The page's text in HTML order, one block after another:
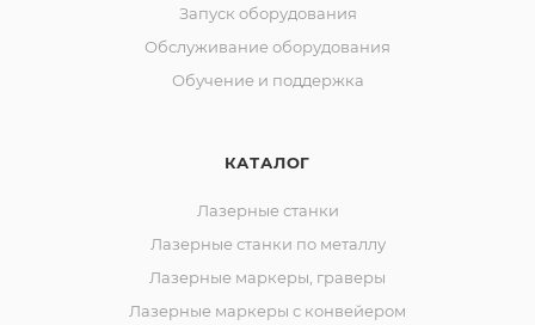
Запуск оборудования
Обслуживание оборудования
Обучение и поддержка
КАТАЛОГ
Лазерные станки
Лазерные станки по металлу
Лазерные маркеры, граверы
Лазерные маркеры с конвейером